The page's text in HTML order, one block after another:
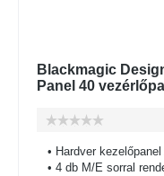
Blackmagic
Panel 40
• Hardver
• 4 db M/E sorral